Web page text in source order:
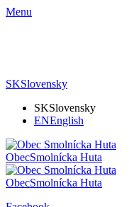
Menu
SKSlovensky
SKSlovensky
ENEnglish
ObecSmolnícka Huta
ObecSmolnícka Huta